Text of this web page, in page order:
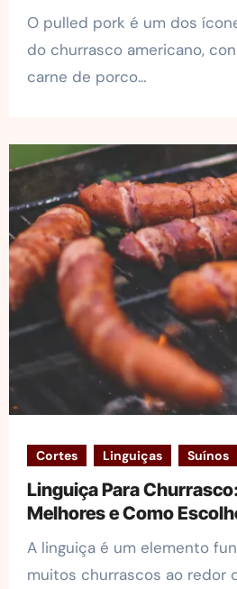
O pulled pork é um dos ícones mais saborosos
do churrasco americano,
carne de porco…
Cortes Linguiças Suínos
Linguiça Para Churrasco: Quais as
Melhores e Como
A linguiça é um elemento fundamental em
muitos churrascos ao redor